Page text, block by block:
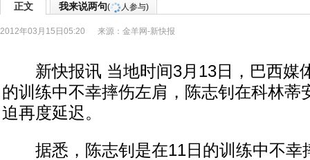
正文 我来说两句( 人参与)
2012年03月15日05:20 来源： 金羊网-新快报
新快报讯 当地时间3月13日，巴西媒
的训练中不幸摔伤左肩，陈志钊在科林蒂
迫再度延迟。
据悉，陈志钊是在11日的训练中不幸